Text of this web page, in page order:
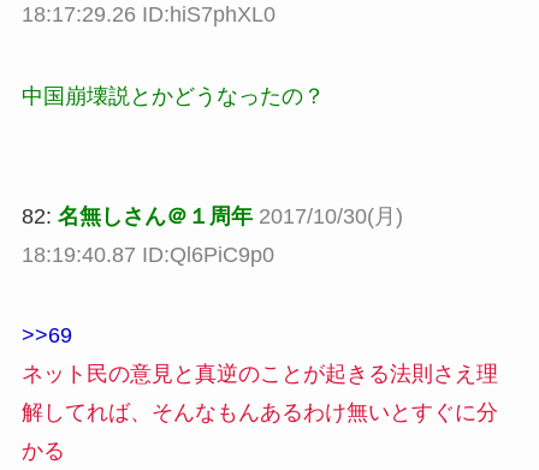
18:17:29.26 ID:hiS7phXL0
中国崩壊説とかどうなったの？
82: 名無しさん＠１周年 2017/10/30(月)
18:19:40.87 ID:Ql6PiC9p0
>>69
ネット民の意見と真逆のことが起きる法則さえ理
解してれば、そんなもんあるわけ無いとすぐに分
かる